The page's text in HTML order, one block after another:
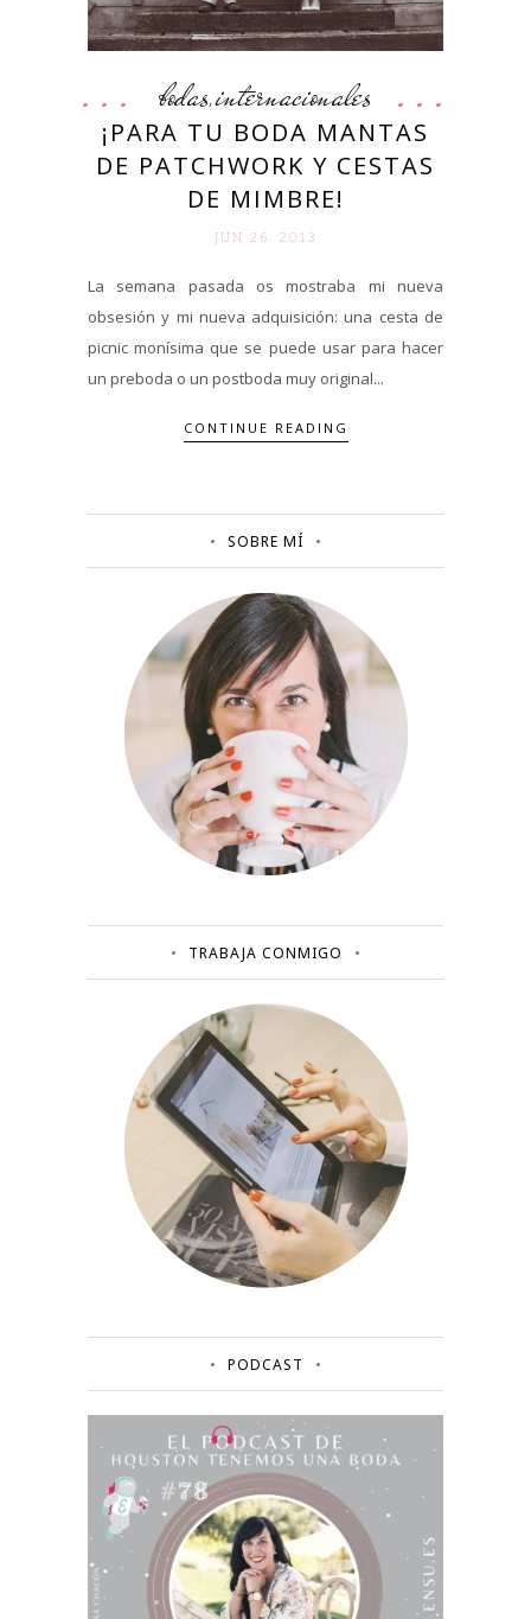
bodas,internacionales
¡PARA TU BODA MANTAS
DE PATCHWORK Y CESTAS
DE MIMBRE!
JUN 26. 2013
La semana pasada os mostraba mi nueva
obsesión y mi nueva adquisición: una cesta de
picnic monísima que se puede usar para hacer
un preboda o un postboda muy original...
CONTINUE READING
SOBRE MÍ
TRABAJA CONMIGO
PODCAST